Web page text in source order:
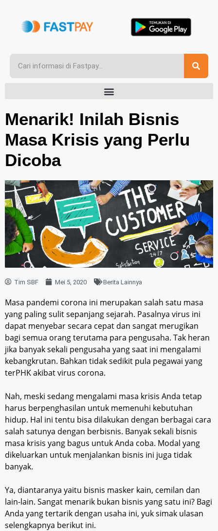
Menarik! Inilah Bisnis
Masa Krisis yang Perlu
Dicoba
Tim SBF Mei 5, 2020 Berita Lainnya
Masa pandemi corona ini merupakan salah satu masa
yang paling sulit sepanjang sejarah. Pasalnya virus ini
dapat menyebar secara cepat dan sangat merugikan
bagi semua orang terutama para pengusaha. Tak heran
jika banyak sekali pengusaha yang saat ini mengalami
kebangkrutan. Bahkan tidak sedikit pula pegawai yang
terPHK akibat virus corona.
Nah, meski sedang mengalami masa krisis Anda tetap
harus berpenghasilan untuk memenuhi kebutuhan
hidup. Hal ini tentu bisa dilakukan dengan berbagai cara
salah satunya dengan berbisnis. Banyak sekali bisnis
masa krisis yang bagus untuk Anda coba. Modal yang
dikeluarkan untuk menjalankan bisnis ini juga tidak
banyak.
Ya, diantaranya yaitu bisnis masker kain, cemilan dan
lain-lain. Sangat menarik bukan bisnis yang satu ini? Bagi
Anda yang tertarik dengan usaha ini, yuk simak ulasan
selengkapnya berikut ini.